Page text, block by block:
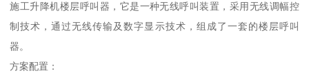
施工升降机楼层呼叫器，它是一种无线呼叫装置，采用无线调幅控
制技术，通过无线传输及数字显示技术，组成了一套的楼层呼叫
器。
方案配置：